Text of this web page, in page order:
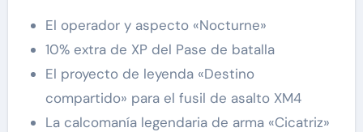
El operador y aspecto «Nocturne»
10% extra de XP del Pase de batalla
El proyecto de leyenda «Destino
compartido» para el fusil de asalto XM4
La calcomanía legendaria de arma «Cicatriz»